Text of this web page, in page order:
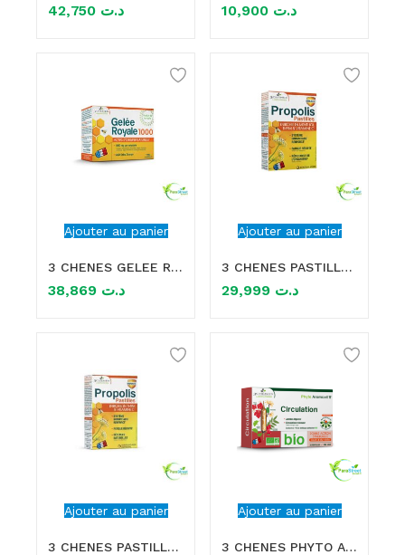
د.ت د.ت
Ajouter au panier
3 CHENES GELEE ROYALE 1000 REGENERANT ET REVITALISANT 10 AMPOULES
د.ت
Ajouter au panier
3 CHENES PASTILLES A LA PROPOLIS 40 PASTILLES
د.ت
Ajouter au panier
3 CHENES PASTILLES A LA PROPOLIS 40 PASTILLES
Ajouter au panier
3 CHENES PHYTO AROMICELLR CIRCULATION 20 AMPOULES